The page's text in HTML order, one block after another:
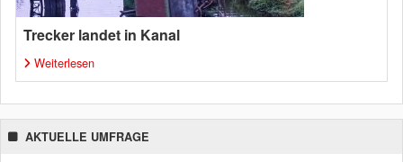
Trecker landet in Kanal
Weiterlesen
AKTUELLE UMFRAGE